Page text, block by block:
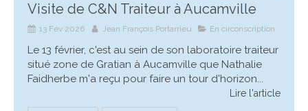
Visite de C&N Traiteur à Aucamville
13 Fév 2026 Jean François Portarrieu En circonscription
Le 13 février, c'est au sein de son laboratoire traiteur
situé zone de Gratian à Aucamville que Nathalie
Faidherbe m'a reçu pour faire un tour d'horizon...
Lire l'article